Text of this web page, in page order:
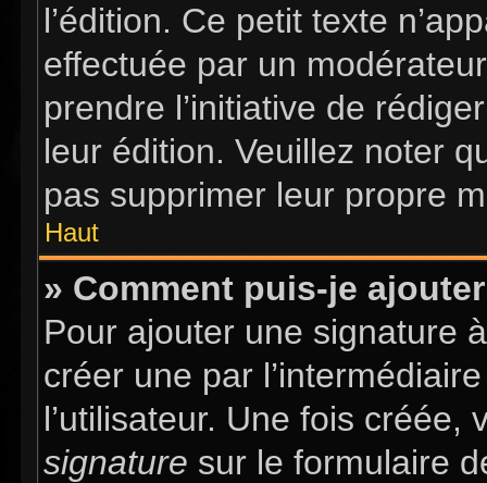
l’édition. Ce petit texte
effectuée par un
prendre l’initiative de
leur édition. Veuillez noter
pas supprimer leur propre
Haut
» Comment puis-je
Pour ajouter une signature
créer une par
l’utilisateur. Une fois
signature sur le formulaire